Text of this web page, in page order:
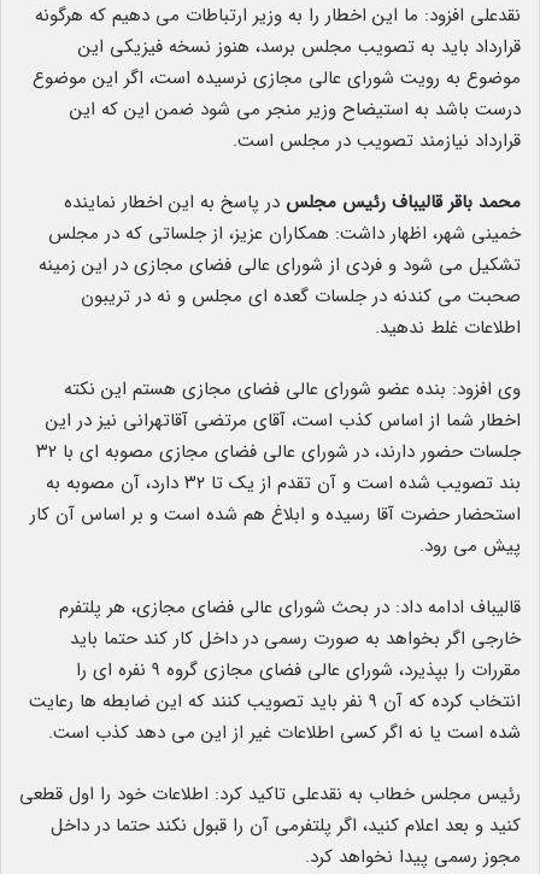
نقدعلی افزود: ما این اخطار را به وزیر ارتباطات می دهیم که هرگونه
قرارداد باید به تصویب مجلس برسد، هنوز نسخه فیزیکی این
موضوع به رویت شورای عالی مجازی نرسیده است، اگر این موضوع
درست باشد به استیضاح وزیر منجر می شود ضمن این که این
قرارداد نیازمند تصویب در مجلس است.
محمد باقر قالیباف رئیس مجلس در پاسخ به این اخطار نماینده
خمینی شهر، اظهار داشت: همکاران عزیز، از جلساتی که در مجلس
تشکیل می شود و فردی از شورای عالی فضای مجازی در این زمینه
صحبت می کندنه در جلسات گعده ای مجلس و نه در تریبون
اطلاعات غلط ندهید.
وی افزود: بنده عضو شورای عالی فضای مجازی هستم این نکته
اخطار شما از اساس کذب است، آقای مرتضی آقاتهرانی نیز در این
جلسات حضور دارند، در شورای عالی فضای مجازی مصوبه ای با ۳۲
بند تصویب شده است و آن تقدم از یک تا ۳۲ دارد، آن مصوبه به
استحضار حضرت آقا رسیده و ابلاغ هم شده است و بر اساس آن کار
پیش می رود.
قالیباف ادامه داد: در بحث شورای عالی فضای مجازی، هر پلتفرم
خارجی اگر بخواهد به صورت رسمی در داخل کار کند حتما باید
مقررات را بپذیرد، شورای عالی فضای مجازی گروه ۹ نفره ای را
انتخاب کرده که آن ۹ نفر باید تصویب کنند که این ضابطه ها رعایت
شده است یا نه اگر کسی اطلاعات غیر از این می دهد کذب است.
رئیس مجلس خطاب به نقدعلی تاکید کرد: اطلاعات خود را اول قطعی
کنید و بعد اعلام کنید، اگر پلتفرمی آن را قبول نکند حتما در داخل
مجوز رسمی پیدا نخواهد کرد.